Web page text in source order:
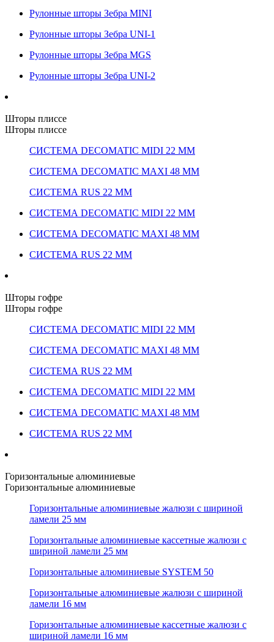
Рулонные шторы Зебра MINI
Рулонные шторы Зебра UNI-1
Рулонные шторы Зебра MGS
Рулонные шторы Зебра UNI-2
Шторы плиссе
Шторы плиссе
СИСТЕМА DECOMATIC MIDI 22 ММ
СИСТЕМА DECOMATIC MAXI 48 ММ
СИСТЕМА RUS 22 ММ
СИСТЕМА DECOMATIC MIDI 22 ММ
СИСТЕМА DECOMATIC MAXI 48 ММ
СИСТЕМА RUS 22 ММ
Шторы гофре
Шторы гофре
СИСТЕМА DECOMATIC MIDI 22 ММ
СИСТЕМА DECOMATIC MAXI 48 ММ
СИСТЕМА RUS 22 ММ
СИСТЕМА DECOMATIC MIDI 22 ММ
СИСТЕМА DECOMATIC MAXI 48 ММ
СИСТЕМА RUS 22 ММ
Горизонтальные алюминиевые
Горизонтальные алюминиевые
Горизонтальные алюминиевые жалюзи с шириной
ламели 25 мм
Горизонтальные алюминиевые кассетные жалюзи с
шириной ламели 25 мм
Горизонтальные алюминиевые SYSTEM 50
Горизонтальные алюминиевые жалюзи с шириной
ламели 16 мм
Горизонтальные алюминиевые кассетные жалюзи с
шириной ламели 16 мм